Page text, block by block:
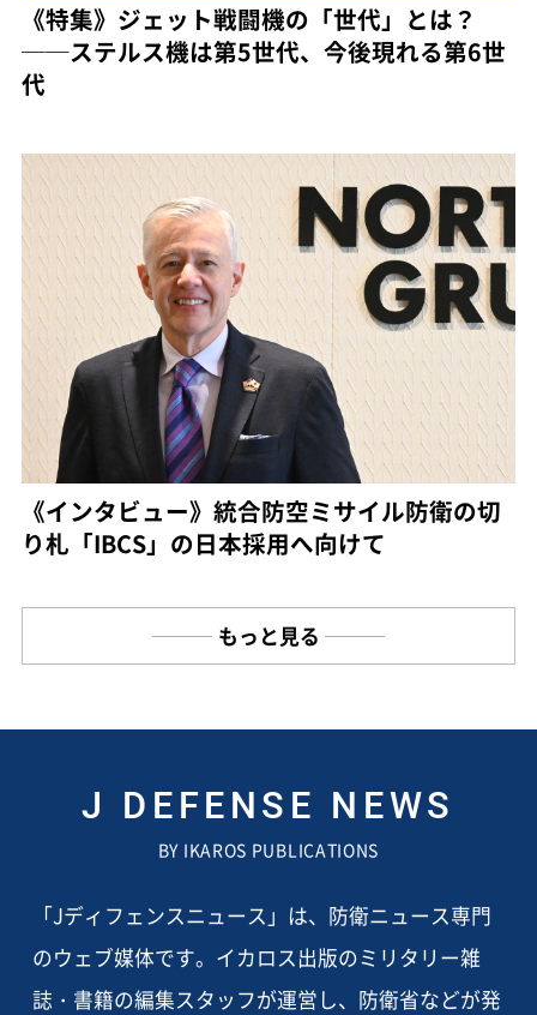
《特集》ジェット戦闘機の「世代」とは？
──ステルス機は第5世代、今後現れる第6世
代
《インタビュー》統合防空ミサイル防衛の切
り札「IBCS」の日本採用へ向けて
もっと見る
J DEFENSE NEWS
BY IKAROS PUBLICATIONS
「Jディフェンスニュース」は、防衛ニュース専門
のウェブ媒体です。イカロス出版のミリタリー雑
誌・書籍の編集スタッフが運営し、防衛省などが発